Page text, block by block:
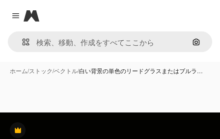
Close menu
Magnific
画像で
ホーム/ストック/ベクトル/白い背景の単色のリードグラスまたはブルラ…
Premium